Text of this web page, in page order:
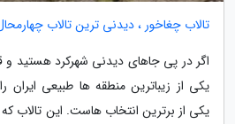
تالاب چغاخور ، دیدنی ترین تالاب
اگر در پی جاهای دیدنی شهرکرد هستید و
یکی از زیباترین منطقه ها طبیعی ایران
یکی از برترین انتخاب هاست. این تالاب